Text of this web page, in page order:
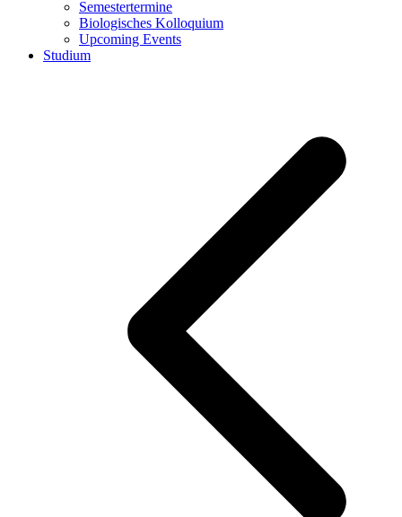
Semestertermine
Biologisches Kolloquium
Upcoming Events
Studium